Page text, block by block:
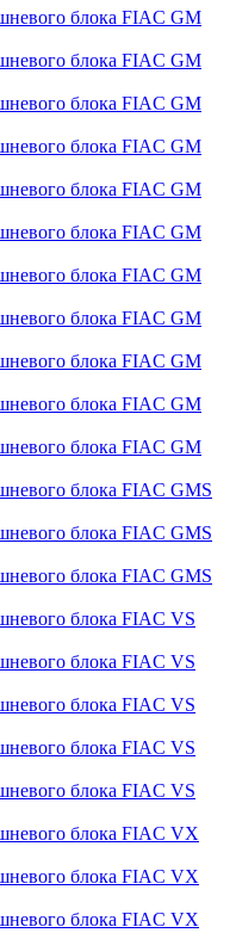
блока FIAC GM
блока FIAC GM
блока FIAC GM
блока FIAC GM
блока FIAC GM
блока FIAC GM
блока FIAC GM
блока FIAC GM
блока FIAC GM
блока FIAC GM
блока FIAC GM
блока FIAC GMS
блока FIAC GMS
блока FIAC GMS
блока FIAC VS
блока FIAC VS
блока FIAC VS
блока FIAC VS
блока FIAC VS
блока FIAC VX
блока FIAC VX
блока FIAC VX